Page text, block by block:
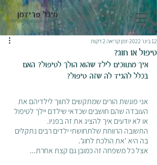
מיכל פרידמן
תרפיה באמנות ופסיכותרפיה
טיפול או חוג?
12 בינו׳ 2022 זמן קריאה 2 דקות
איך מתווכים לילד שהוא הולך לטיפול? האם
בכלל להגיד לה שזה טיפול?
אני פוגשת הורים שמתקשים לתווך לילדיהם את
העובדה שהם חושבים שכדאי שילדם יילך לטיפול
או לא יודעים איך להציג את זה בפניו.
התשובה הרווחת שלתחושתי ילדים רבים נתקלים
בה היא 'את הולכת לחוג'.
אצל כל משפחה זה כמובן גם קצת אחרת...